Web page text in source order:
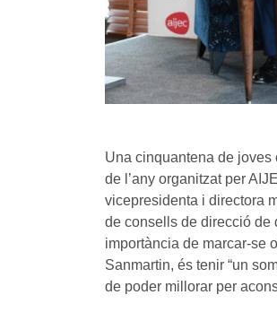
Una cinquantena de joves
de l’any organitzat per
vicepresidenta i directora
de consells de direcció de
importància de marcar-se
Sanmartin, és tenir “un
de poder millorar per